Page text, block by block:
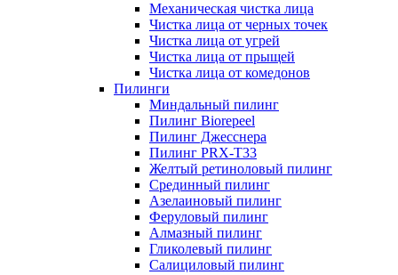
Механическая чистка лица
Чистка лица от черных точек
Чистка лица от угрей
Чистка лица от прыщей
Чистка лица от комедонов
Пилинги
Миндальный пилинг
Пилинг Biorepeel
Пилинг Джесснера
Пилинг PRX-T33
Желтый ретиноловый пилинг
Срединный пилинг
Азелаиновый пилинг
Феруловый пилинг
Алмазный пилинг
Гликолевый пилинг
Салициловый пилинг